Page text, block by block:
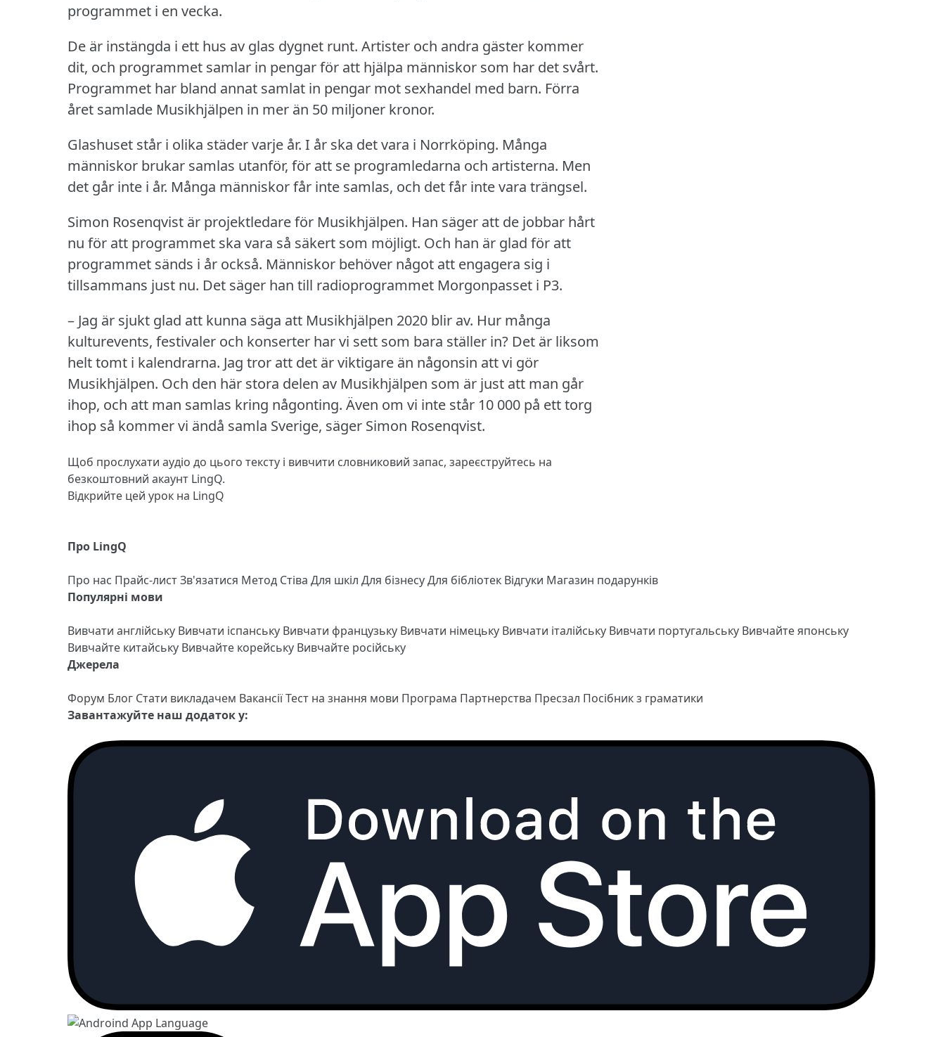
programmet i en vecka.
De är instängda i ett hus av glas dygnet runt. Artister och andra gäster kommer
dit, och programmet samlar in pengar för att hjälpa människor som har det svårt.
Programmet har bland annat samlat in pengar mot sexhandel med barn. Förra
året samlade Musikhjälpen in mer än 50 miljoner kronor.
Glashuset står i olika städer varje år. I år ska det vara i Norrköping. Många
människor brukar samlas utanför, för att se programledarna och artisterna. Men
det går inte i år. Många människor får inte samlas, och det får inte vara trängsel.
Simon Rosenqvist är projektledare för Musikhjälpen. Han säger att de jobbar hårt
nu för att programmet ska vara så säkert som möjligt. Och han är glad för att
programmet sänds i år också. Människor behöver något att engagera sig i
tillsammans just nu. Det säger han till radioprogrammet Morgonpasset i P3.
– Jag är sjukt glad att kunna säga att Musikhjälpen 2020 blir av. Hur många
kulturevents, festivaler och konserter har vi sett som bara ställer in? Det är liksom
helt tomt i kalendrarna. Jag tror att det är viktigare än någonsin att vi gör
Musikhjälpen. Och den här stora delen av Musikhjälpen som är just att man går
ihop, och att man samlas kring någonting. Även om vi inte står 10 000 på ett torg
ihop så kommer vi ändå samla Sverige, säger Simon Rosenqvist.
Щоб прослухати аудіо до цього тексту і вивчити словниковий запас, зареєструйтесь на
безкоштовний акаунт LingQ.
Відкрийте цей урок на LingQ
Про LingQ
Про нас Прайс-листЗв'язатися Метод Стіва Для шкіл Для бізнесуДля бібліотек Відгуки Магазин подарунків
Популярні мови
Вивчати англійську Вивчати іспанську Вивчати французьку Вивчати німецьку Вивчати італійську Вивчати португальську Вивчайте японську
Вивчайте китайську Вивчайте корейську Вивчайте російську
Джерела
Форум Блог Стати викладачем ВакансіїТест на знання мови Програма Партнерства Пресзал Посібник з граматики
Завантажуйте наш додаток у: